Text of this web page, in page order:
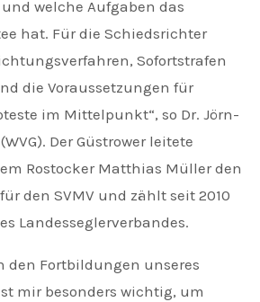
welche Aufgaben das
hat. Für die Schiedsrichter
Sofortstrafen
die Voraussetzungen für
im Mittelpunkt“, so Dr. Jörn-
Der Güstrower leitete
Rostocker Matthias Müller den
den SVMV und zählt seit 2010
Landesseglerverbandes.
den Fortbildungen unseres
mir besonders wichtig, um